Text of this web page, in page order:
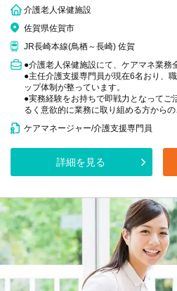
介護老人保健施設
佐賀県佐賀市
JR長崎本線(鳥栖～長崎) 佐賀
●介護老人保健施設にて、ケアマネ業務
●主任介護支援専門員が現在6名おり、
ップ体制が整っています。
●実務経験をお持ちで即戦力となってご
るく意欲的に業務に取り組める方から
ケアマネージャー/介護支援専門員
詳細を見る